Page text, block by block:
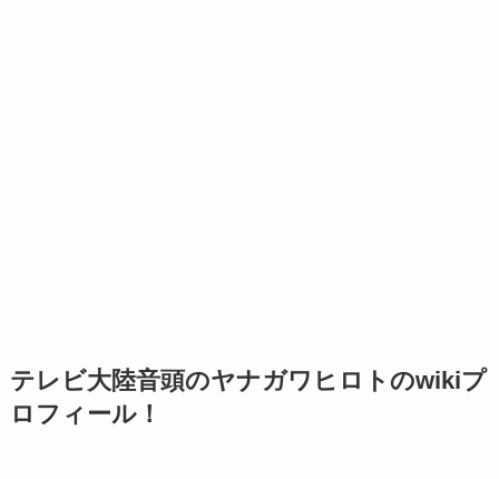
テレビ大陸音頭のヤナガワヒロトのwikiプ
ロフィール！